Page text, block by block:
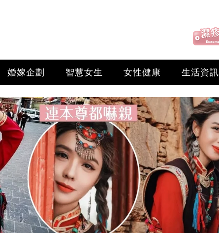
婚嫁企劃 智慧女生 女性健康 生活資訊